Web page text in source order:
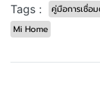
Tags : คู่มือการเชื่อ
Mi Home